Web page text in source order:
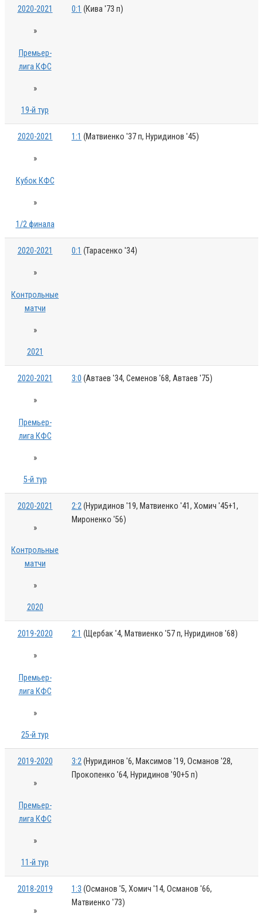
2020-2021
»
Премьер-
лига КФС
»
19-й тур
0:1 (Кива '73 п)
2020-2021
»
Кубок КФС
»
1/2 финала
1:1 (Матвиенко '37 п, Нуридинов '45)
2020-2021
»
Контрольные
матчи
»
2021
0:1 (Тарасенко '34)
2020-2021
»
Премьер-
лига КФС
»
5-й тур
3:0 (Автаев '34, Семенов '68, Автаев '75)
2020-2021
»
Контрольные
матчи
»
2020
2:2(Нуридинов '19, Матвиенко '41, Хомич '45+1,
Мироненко '56)
2019-2020
»
Премьер-
лига КФС
»
25-й тур
2:1 (Щербак '4, Матвиенко '57 п, Нуридинов '68)
2019-2020
»
Премьер-
лига КФС
»
11-й тур
3:2(Нуридинов '6, Максимов '19, Османов '28,
Прокопенко '64, Нуридинов '90+5 п)
2018-2019
»
1:3 (Османов '5, Хомич '14, Османов '66,
Матвиенко '73)